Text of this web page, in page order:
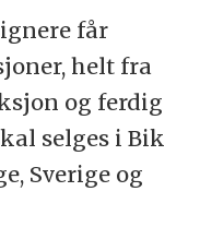
får
helt fra
og ferdig
selges i Bik
Sverige og